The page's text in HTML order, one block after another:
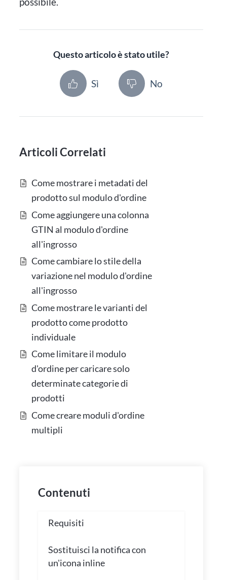
Questo articolo è stato utile?
Sì No
Articoli Correlati
Come mostrare i metadati del
prodotto sul modulo d'ordine
Come aggiungere una colonna
GTIN al modulo d'ordine
all'ingrosso
Come cambiare lo stile della
variazione nel modulo d'ordine
all'ingrosso
Come mostrare le varianti del
prodotto come prodotto
individuale
Come limitare il modulo
d'ordine per caricare solo
determinate categorie di
prodotti
Come creare moduli d'ordine
multipli
Contenuti
Requisiti
Sostituisci la notifica con
un'icona inline